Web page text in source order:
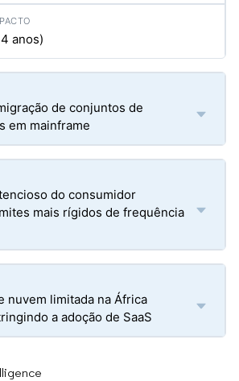
anos)
de conjuntos de
em mainframe
do consumidor
mais rígidos de frequência
nuvem limitada na África
a adoção de SaaS